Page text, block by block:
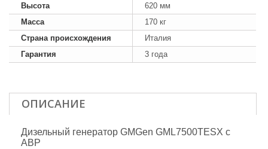
Высота
620 мм
Масса
170 кг
Страна происхождения
Италия
Гарантия
3 года
ОПИСАНИЕ
Дизельный генератор GMGen GML7500TESX с
АВР